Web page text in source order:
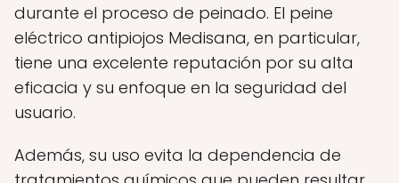
durante el proceso de peinado. El peine
eléctrico antipiojos Medisana, en particular,
tiene una excelente reputación por su alta
eficacia y su enfoque en la seguridad del
usuario.
Además, su uso evita la dependencia de